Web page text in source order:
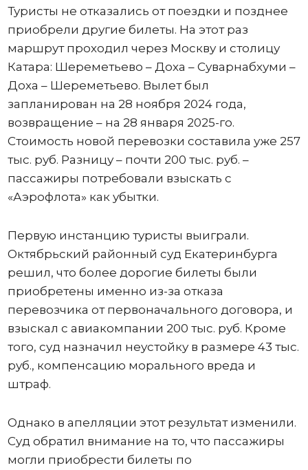
Туристы не отказались от поездки и позднее
приобрели другие билеты. На этот раз
маршрут проходил через Москву и столицу
Катара: Шереметьево – Доха – Суварнабхуми –
Доха – Шереметьево. Вылет был
запланирован на 28 ноября 2024 года,
возвращение – на 28 января 2025-го.
Стоимость новой перевозки составила уже 257
тыс. руб. Разницу – почти 200 тыс. руб. –
пассажиры потребовали взыскать с
«Аэрофлота» как убытки.
Первую инстанцию туристы выиграли.
Октябрьский районный суд Екатеринбурга
решил, что более дорогие билеты были
приобретены именно из-за отказа
перевозчика от первоначального договора, и
взыскал с авиакомпании 200 тыс. руб. Кроме
того, суд назначил неустойку в размере 43 тыс.
руб., компенсацию морального вреда и
штраф.
Однако в апелляции этот результат изменили.
Суд обратил внимание на то, что пассажиры
могли приобрести билеты по